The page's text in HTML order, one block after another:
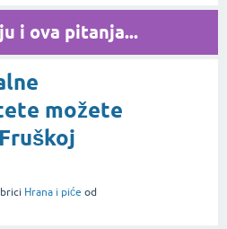
i ova pitanja...
možete
Hrana i piće od